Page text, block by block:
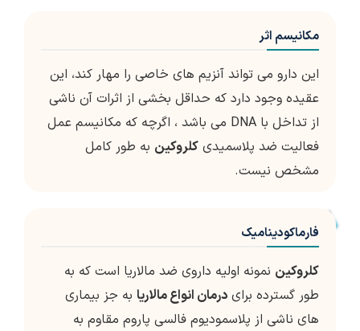
مکانیسم اثر
این دارو می تواند آنزیم های خاصی را مهار کند، این
عقیده وجود دارد که حداقل بخشی از اثرات آن ناشی
از تداخل با DNA می باشد ، اگرچه که مکانیسم عمل
فعالیت ضد پلاسمیدی كلروكین به طور كامل
مشخص نیست.
فارماکودینامیک
کلروکین نمونه اولیه داروی ضد مالاریا است که به
طور گسترده برای درمان انواع مالاریا به جز بیماری
های ناشی از پلاسمودیوم فالسی پاروم مقاوم به